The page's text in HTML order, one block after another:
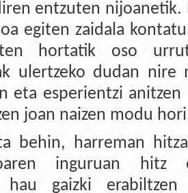
entzuten nijoanetik.
egiten zaidala
hortatik oso
ulertzeko dudan nire
eta esperientzi anitzen
joan naizen modu
behin, harreman
inguruan hitz
hau gaizki